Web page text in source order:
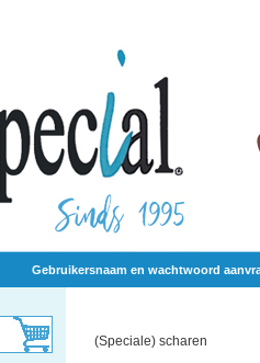
Gebruikersnaam en wachtwoord
(Speciale) scharen